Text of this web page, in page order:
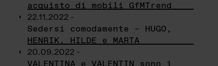
acquisto di mobili GfMTrend
22.11.2022 -
Sedersi comodamente – HUGO,
HENRIK, HILDE e MARTA
20.09.2022 -
VALENTINA e VALENTIN sono i